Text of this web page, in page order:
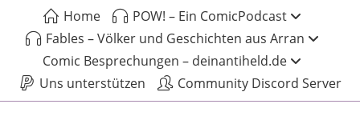
Home
POW! – Ein ComicPodcast
Fables – Völker und Geschichten aus Arran
Comic Besprechungen – deinantiheld.de
Uns unterstützen
Community Discord Server